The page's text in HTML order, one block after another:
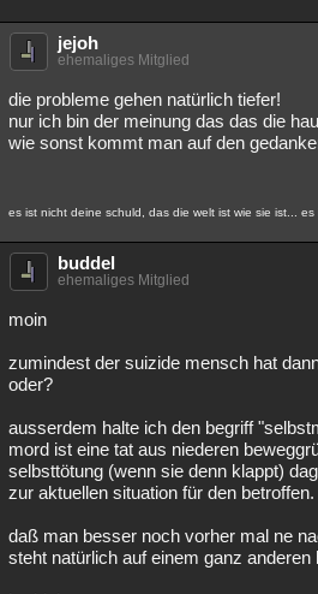
jejoh
ehemaliges Mitglied
die probleme gehen natürlich tiefer!
nur ich bin der meinung das das die
wie sonst kommt man auf den
es ist nicht deine schuld, das die welt ist wie sie ist...
buddel
ehemaliges Mitglied
moin
zumindest der suizide mensch hat
oder?
ausserdem halte ich den begriff
mord ist eine tat aus niederen
selbsttötung (wenn sie denn klappt)
zur aktuellen situation für den betroffen.
daß man besser noch vorher mal ne
steht natürlich auf einem ganz anderen